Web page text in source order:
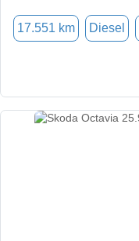
17.551 km Diesel